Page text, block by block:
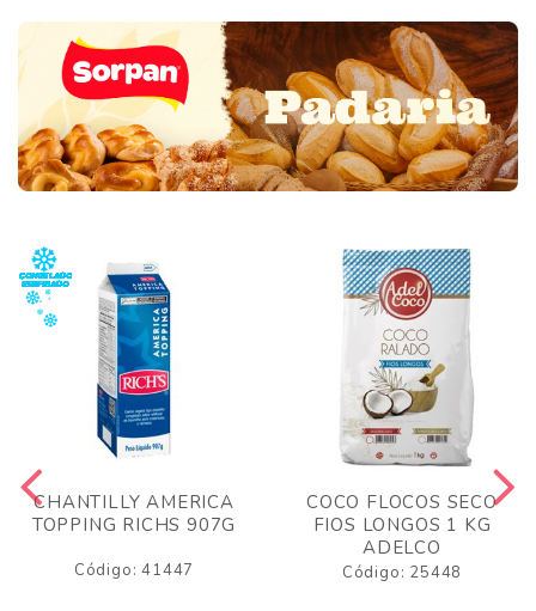
CHANTILLY AMERICA
TOPPING RICHS 907G
Código: 41447
COCO FLOCOS SECO
FIOS LONGOS 1 KG
ADELCO
Código: 25448